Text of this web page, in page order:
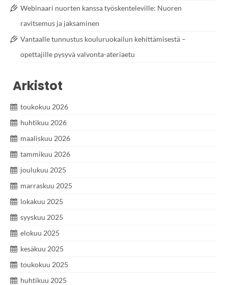
Webinaari nuorten kanssa työskenteleville: Nuoren
ravitsemus ja jaksaminen
Vantaalle tunnustus kouluruokailun kehittämisestä –
opettajille pysyvä valvonta-ateriaetu
Arkistot
toukokuu 2026
huhtikuu 2026
maaliskuu 2026
tammikuu 2026
joulukuu 2025
marraskuu 2025
lokakuu 2025
syyskuu 2025
elokuu 2025
kesäkuu 2025
toukokuu 2025
huhtikuu 2025